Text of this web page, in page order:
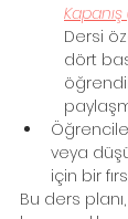
Dersi
dört
veya
için bir
Bu ders